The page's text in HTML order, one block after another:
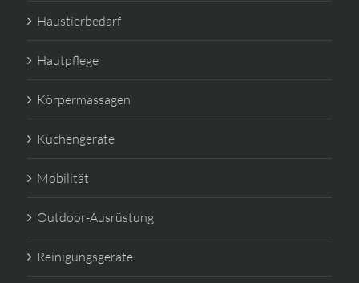
Haustierbedarf
Hautpflege
Körpermassagen
Küchengeräte
Mobilität
Outdoor-Ausrüstung
Reinigungsgeräte